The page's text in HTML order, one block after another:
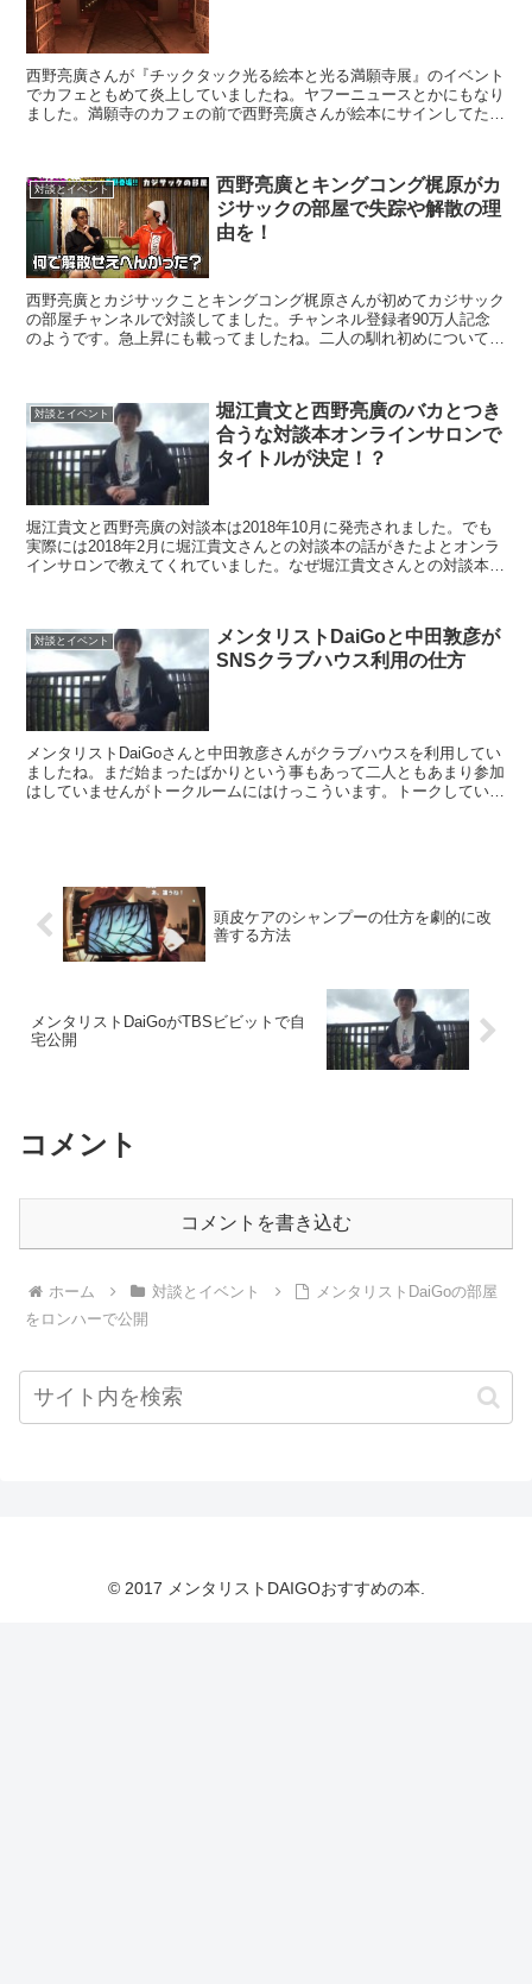
西野亮廣さんが『チックタック光る絵本と光る満願寺展』のイベント
でカフェともめて炎上していましたね。ヤフーニュースとかにもなり
ました。満願寺のカフェの前で西野亮廣さんが絵本にサインしてたら
対談とイベント
西野亮廣とキングコング梶原がカ
ジサックの部屋で失踪や解散の理
由を！
西野亮廣とカジサックことキングコング梶原さんが初めてカジサック
の部屋チャンネルで対談してました。チャンネル登録者90万人記念
のようです。急上昇にも載ってましたね。二人の馴れ初めについてま
対談とイベント
堀江貴文と西野亮廣のバカとつき
合うな対談本オンラインサロンで
タイトルが決定！？
堀江貴文と西野亮廣の対談本は2018年10月に発売されました。でも
実際には2018年2月に堀江貴文さんとの対談本の話がきたよとオンラ
インサロンで教えてくれていました。なぜ堀江貴文さんとの対談本の
対談とイベント
メンタリストDaiGoと中田敦彦が
SNSクラブハウス利用の仕方
メンタリストDaiGoさんと中田敦彦さんがクラブハウスを利用してい
ましたね。まだ始まったばかりという事もあって二人ともあまり参加
はしていませんがトークルームにはけっこういます。トークしている
頭皮ケアのシャンプーの仕方を劇的に改
善する方法
メンタリストDaiGoがTBSビビットで自
宅公開
コメント
コメントを書き込む
ホーム 対談とイベント
メンタリストDaiGoの部屋
をロンハーで公開
© 2017 メンタリストDAIGOおすすめの本.